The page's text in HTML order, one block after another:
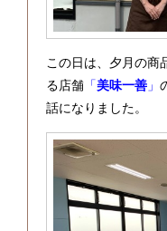
この日は、夕月の商
る店舗「美味一善」
話になりました。